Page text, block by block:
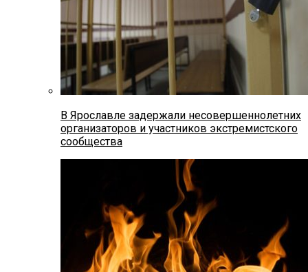
В Ярославле задержали несовершеннолетних
организаторов и участников экстремистского
сообщества